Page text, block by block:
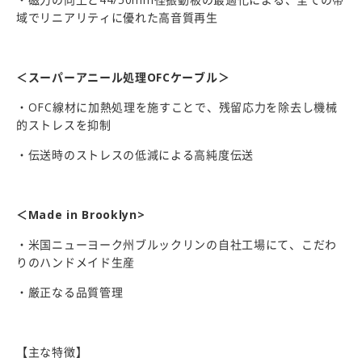
域でリニアリティに優れた高音質再生
＜スーパーアニール処理OFCケーブル＞
・OFC線材に加熱処理を施すことで、残留応力を除去し機械
的ストレスを抑制
・伝送時のストレスの低減による高純度伝送
＜Made in Brooklyn>
・米国ニューヨーク州ブルックリンの自社工場にて、こだわ
りのハンドメイド生産
・厳正なる品質管理
【主な特徴】